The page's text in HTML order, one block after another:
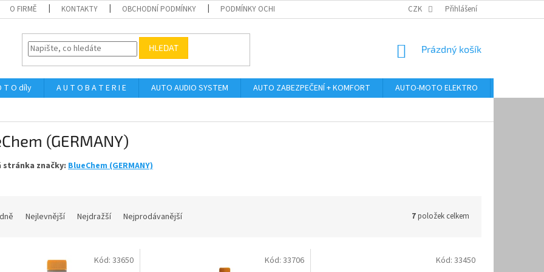
O FIRMĚ KONTAKTY OBCHODNÍ PODMÍNKY PODMÍNKY OCHRANY OSOBNÍCH ÚDAJŮ ODSTOUPENÍ OD KUPNÍ SMLOUVY
CZK Přihlášení
HLEDAT
NÁKUPNÍ
Prázdný košík
T O díly A U T O B A T E R I E AUTO AUDIO SYSTEM AUTO ZABEZPEČENÍ + KOMFORT AUTO-MOTO ELEKTRO
(GERMANY)
stránka značky: BlueChem (GERMANY)
Nejlevnější Nejdražší Nejprodávanější 7položek celkem
Kód: 33650 Kód: 33706 Kód: 33450